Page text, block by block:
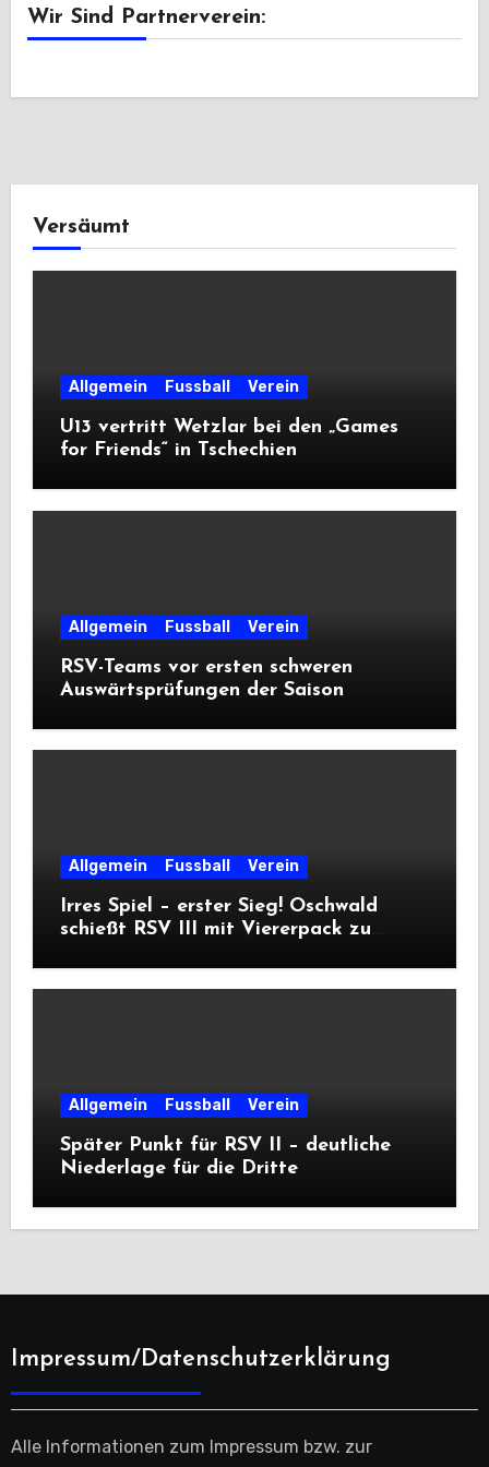
Wir Sind Partnerverein:
Versäumt
Allgemein Fussball Verein
U13 vertritt Wetzlar bei den „Games
for Friends“ in Tschechien
Allgemein Fussball Verein
RSV-Teams vor ersten schweren
Auswärtsprüfungen der Saison
Allgemein Fussball Verein
Irres Spiel – erster Sieg! Oschwald
schießt RSV III mit Viererpack zu
Allgemein Fussball Verein
Später Punkt für RSV II – deutliche
Niederlage für die Dritte
Impressum/Datenschutzerklärung
Alle Informationen zum Impressum bzw. zur